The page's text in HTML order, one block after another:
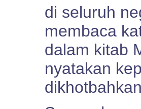
di seluruh
membaca
dalam kitab
nyatakan